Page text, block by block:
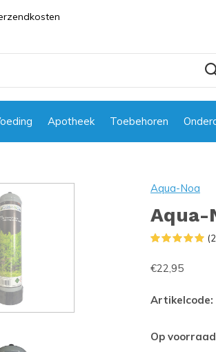
Apotheek Toebehoren
Aqua-Noa
Aqua-
€22,95
Artikelcode:
Op voorraad